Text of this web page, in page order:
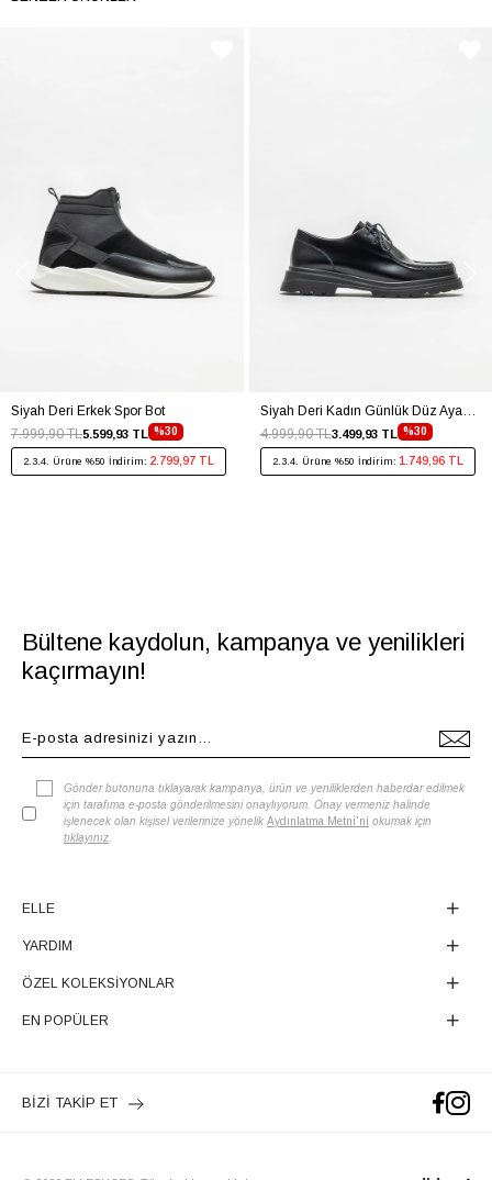
Siyah Deri Erkek Spor Bot
%30
5.599,93 TL
7.999,90 TL
2.3.4. Ürüne %50 İndirim: 2.799,97 TL
Siyah Deri Kadın Günlük Düz Ayakkabı
%30
3.499,93 TL
4.999,90 TL
2.3.4. Ürüne %50 İndirim: 1.749,96 TL
Bültene kaydolun, kampanya ve yenilikleri
kaçırmayın!
Gönder butonuna tıklayarak kampanya, ürün ve yeniliklerden haberdar edilmek
için tarafıma e-posta gönderilmesini onaylıyorum. Onay vermeniz halinde
işlenecek olan kişisel verilerinize yönelik Aydınlatma Metni'ni okumak için
tıklayınız
ELLE
YARDIM
ÖZEL KOLEKSİYONLAR
EN POPÜLER
BİZİ TAKİP ET